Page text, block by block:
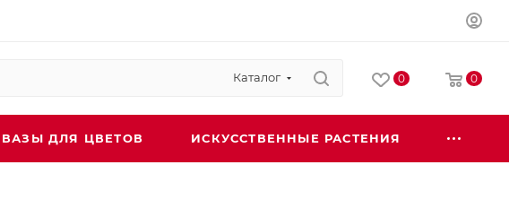
Каталог 0 0
ВАЗЫ ДЛЯ ЦВЕТОВ ИСКУССТВЕННЫЕ РАСТЕНИЯ